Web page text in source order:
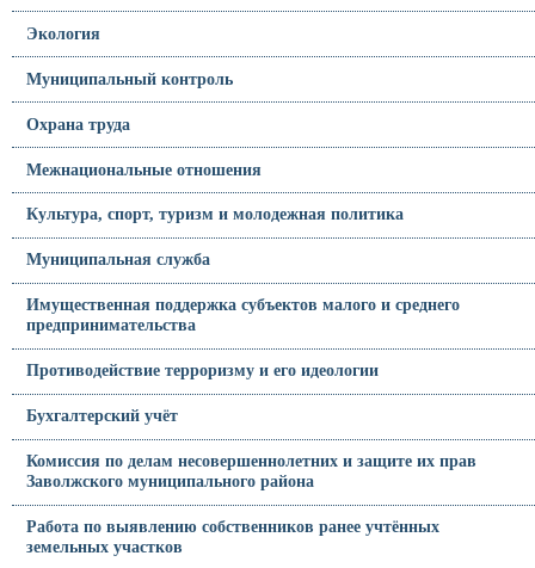
Экология
Муниципальный контроль
Охрана труда
Межнациональные отношения
Культура, спорт, туризм и молодежная политика
Муниципальная служба
Имущественная поддержка субъектов малого и среднего
предпринимательства
Противодействие терроризму и его идеологии
Бухгалтерский учёт
Комиссия по делам несовершеннолетних и защите их прав
Заволжского муниципального района
Работа по выявлению собственников ранее учтённых
земельных участков